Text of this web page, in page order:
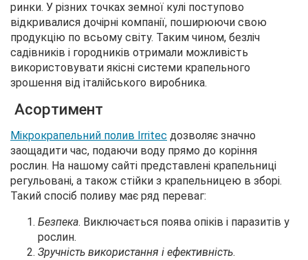
ринки. У різних точках земної кулі поступово
відкривалися дочірні компанії, поширюючи свою
продукцію по всьому світу. Таким чином, безліч
садівників і городників отримали можливість
використовувати якісні системи крапельного
зрошення від італійського виробника.
Асортимент
Мікрокрапельний полив Irritec дозволяє значно
заощадити час, подаючи воду прямо до коріння
рослин. На нашому сайті представлені крапельниці
регульовані, а також стійки з крапельницею в зборі.
Такий спосіб поливу має ряд переваг:
Безпека. Виключається поява опіків і паразитів у
рослин.
Зручність використання і ефективність.